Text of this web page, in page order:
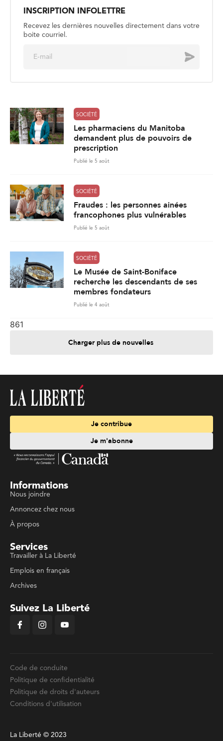
INSCRIPTION INFOLETTRE
Recevez les dernières nouvelles directement dans votre
boite courriel.
Envoyer
SOCIÉTÉ
Les pharmaciens du Manitoba
demandent plus de pouvoirs de
prescription
Publié le 5 août
SOCIÉTÉ
Fraudes : les personnes ainées
francophones plus vulnérables
Publié le 5 août
SOCIÉTÉ
Le Musée de Saint-Boniface
recherche les descendants de ses
membres fondateurs
Publié le 4 août
861
Charger plus de nouvelles
Je contribue
Je m'abonne
Informations
Nous joindre
Annoncez chez nous
À propos
Services
Travailler à La Liberté
Emplois en français
Archives
Suivez La Liberté
Code de conduite
Politique de confidentialité
Politique de droits d'auteurs
Conditions d'utilisation
La Liberté © 2023